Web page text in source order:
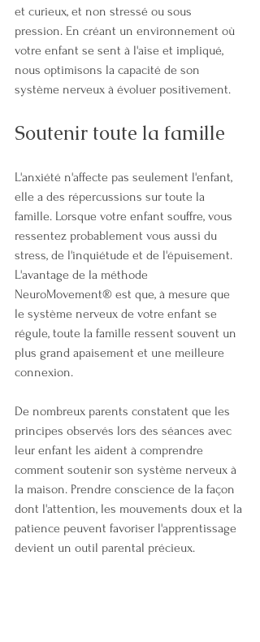
et curieux, et non stressé ou sous
pression. En créant un environnement où
votre enfant se sent à l'aise et impliqué,
nous optimisons la capacité de son
système nerveux à évoluer positivement.
Soutenir toute la famille
L'anxiété n'affecte pas seulement l'enfant,
elle a des répercussions sur toute la
famille. Lorsque votre enfant souffre, vous
ressentez probablement vous aussi du
stress, de l'inquiétude et de l'épuisement.
L'avantage de la méthode
NeuroMovement® est que, à mesure que
le système nerveux de votre enfant se
régule, toute la famille ressent souvent un
plus grand apaisement et une meilleure
connexion.
De nombreux parents constatent que les
principes observés lors des séances avec
leur enfant les aident à comprendre
comment soutenir son système nerveux à
la maison. Prendre conscience de la façon
dont l'attention, les mouvements doux et la
patience peuvent favoriser l'apprentissage
devient un outil parental précieux.